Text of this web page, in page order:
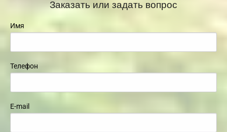
Заказать или задать вопрос
Имя
Телефон
E-mail